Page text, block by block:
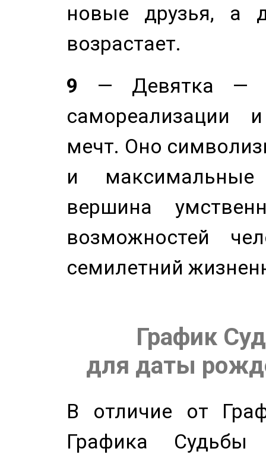
новые друзья, а
возрастает.
9 — Девятка —
самореализации
мечт. Оно
и
вершина
возможностей
семилетний
График
для даты
В отличие от
Графика